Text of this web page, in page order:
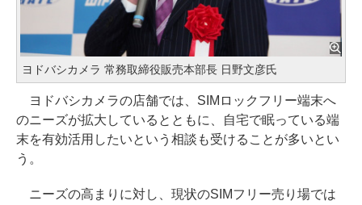
ヨドバシカメラ 常務取締役販売本部長 日野文彦氏
ヨドバシカメラの店舗では、SIMロックフリー端末へ
のニーズが拡大しているとともに、自宅で眠っている端
末を有効活用したいという相談も受けることが多いとい
う。
ニーズの高まりに対し、現状のSIMフリー売り場では